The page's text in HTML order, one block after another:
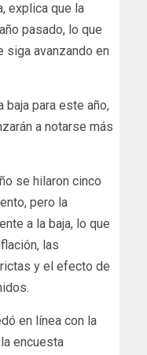
explica que la
pasado, lo que
siga avanzando en
para este año,
a notarse más
se hilaron cinco
pero la
a la baja, lo que
las
y el efecto de
en línea con la
encuesta